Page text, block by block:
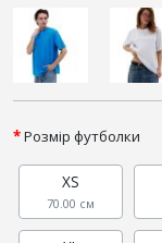
Розмір футболки
XS
70.00 см